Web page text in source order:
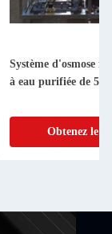
Système d'osmose
à eau purifiée de
Obtenez le